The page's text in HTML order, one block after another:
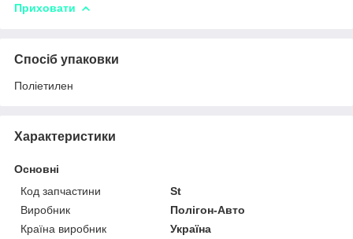
Приховати
Спосіб упаковки
Поліетилен
Характеристики
Основні
Код запчастини
St
Виробник
Полігон-Авто
Країна виробник
Україна